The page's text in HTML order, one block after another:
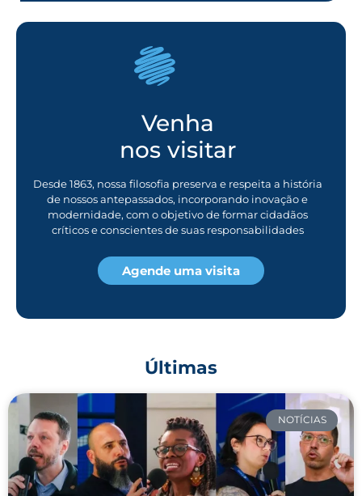
Venha
nos visitar
Desde 1863, nossa filosofia preserva e respeita a história
de nossos antepassados, incorporando inovação e
modernidade, com o objetivo de formar cidadãos
críticos e conscientes de suas responsabilidades
Agende uma visita
Últimas
NOTÍCIAS